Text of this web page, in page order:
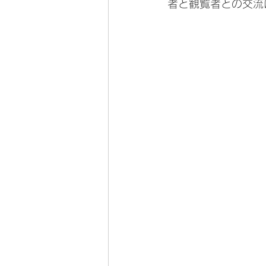
者と観覧者との交流